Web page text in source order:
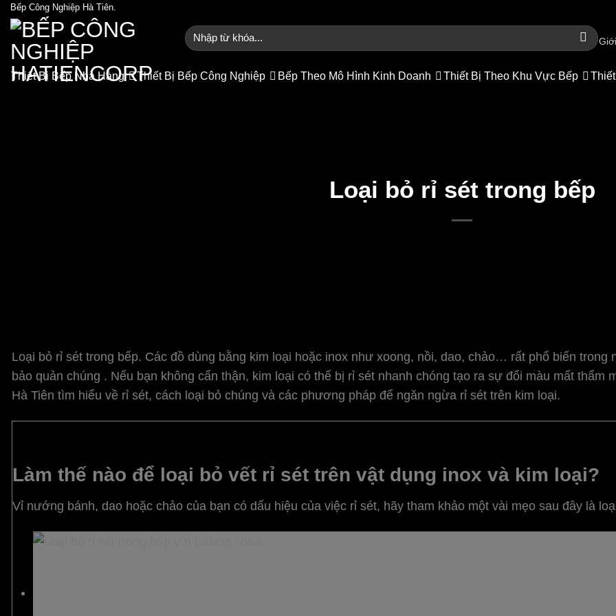
Bỏ
qua
nội
dung
Bếp Công Nghiệp Hà Tiên.
Tìm
kiếm:
Thiết Bị Bếp Nhà Hàng Thiết Bị Bếp Công Nghiệp Bếp Theo Mô Hình Kinh Doanh Thiết Bị Theo Khu Vực Bếp
Loại bỏ rỉ sét trong bếp
Loại bỏ rỉ sét trong bếp. Các đồ dùng bằng kim loại hoặc inox như xoong, nồi, dao, chảo… rất phổ biến
bảo quản chúng . Nếu bạn không cẩn thận, kim loại có thể bị rỉ sét nhanh chóng tạo ra sự đổi màu mất
Hà Tiên tìm hiểu về rỉ sét, cách loại bỏ chúng và các phương pháp để ngăn ngừa rỉ sét trên kim loại.
Làm thế nào để loại bỏ vết rỉ sét trên vật dụng inox và kim loại?
Vỉ nướng bánh, dao hoặc chảo của bạn có dấu hiệu của việc rỉ sét, hãy tham khảo một vài mẹo sau đây là